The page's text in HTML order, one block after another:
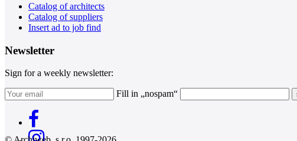
Catalog of architects
Catalog of suppliers
Insert ad to job find
Newsletter
Sign for a weekly newsletter:
Fill in „nospam“